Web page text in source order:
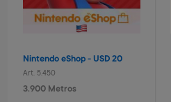
Nintendo eShop - USD 20
Art. 5.450
3.900 Metros